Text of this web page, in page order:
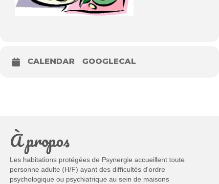
CALENDAR GOOGLECAL
À propos
Les habitations protégées de Psynergie accueillent toute
personne adulte (H/F) ayant des difficultés d'ordre
psychologique ou psychiatrique au sein de maisons